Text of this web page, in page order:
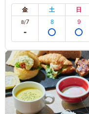
金 土 日
8/7 8 9